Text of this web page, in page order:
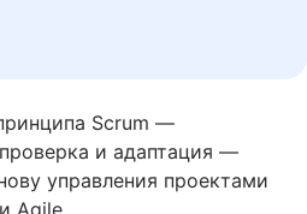
проекта от
программы
Ганта
Scrum —
и адаптация —
управления проектами
Agile.